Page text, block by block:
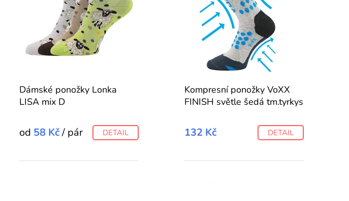
Dámské ponožky Lonka
LISA mix D
od 58 Kč/ pár DETAIL
Kompresní ponožky VoXX
FINISH světle šedá tm.tyrkys
132 Kč DETAIL